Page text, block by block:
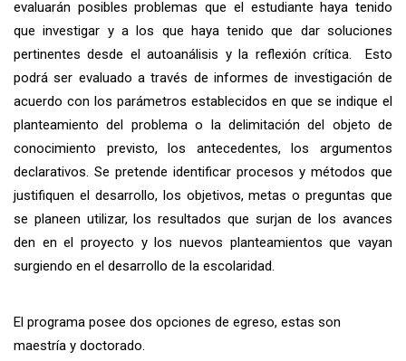
evaluarán posibles problemas que el estudiante haya tenido
que investigar y a los que haya tenido que dar soluciones
pertinentes desde el autoanálisis y la reflexión crítica. Esto
podrá ser evaluado a través de informes de investigación de
acuerdo con los parámetros establecidos en que se indique el
planteamiento del problema o la delimitación del objeto de
conocimiento previsto, los antecedentes, los argumentos
declarativos. Se pretende identificar procesos y métodos que
justifiquen el desarrollo, los objetivos, metas o preguntas que
se planeen utilizar, los resultados que surjan de los avances
den en el proyecto y los nuevos planteamientos que vayan
surgiendo en el desarrollo de la escolaridad.
El programa posee dos opciones de egreso, estas son
maestría y doctorado.